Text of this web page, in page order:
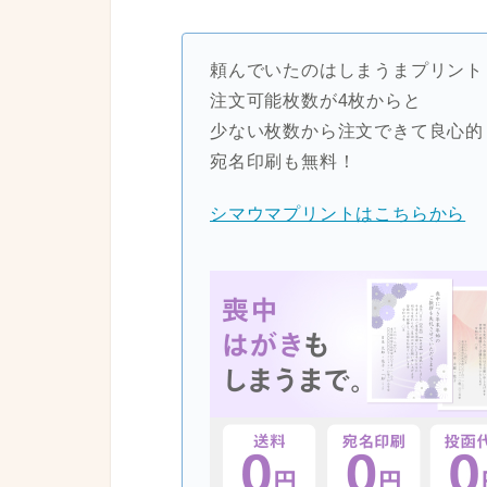
頼んでいたのはしまうまプリント
注文可能枚数が4枚からと
少ない枚数から注文できて良心
宛名印刷も無料！
シマウマプリントはこちらから